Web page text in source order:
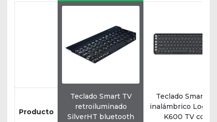
Producto
Teclado Smart TV
retroiluminado
SilverHT bluetooth
Teclado Smart TV
inalámbrico
K600 TV con